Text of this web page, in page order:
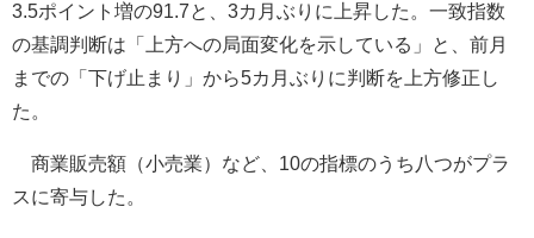
3.5ポイント増の91.7と、3カ月ぶりに上昇した。一致指数
の基調判断は「上方への局面変化を示している」と、前月
までの「下げ止まり」から5カ月ぶりに判断を上方修正し
た。
商業販売額（小売業）など、10の指標のうち八つがプラ
スに寄与した。